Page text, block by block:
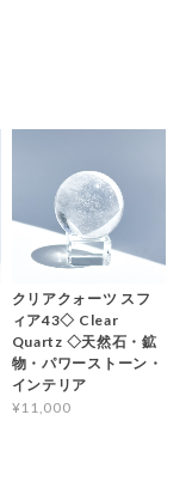
クリアクォーツ スフ
ィア43◇ Clear
Quartz ◇天然石・鉱
物・パワーストーン・
インテリア
¥11,000